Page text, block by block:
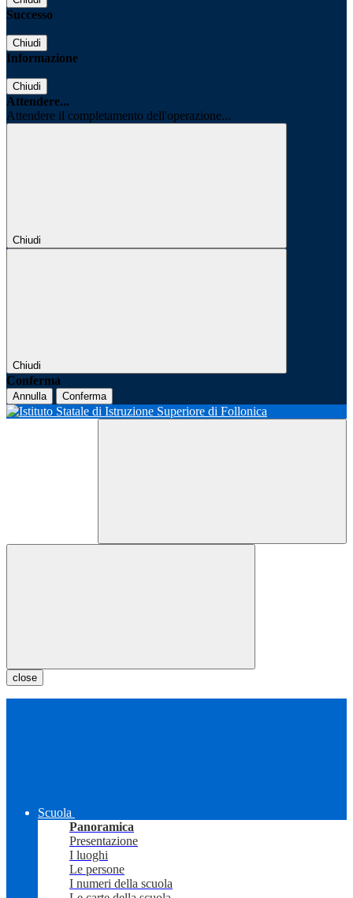
Successo
Chiudi
Informazione
Chiudi
Attendere...
Attendere il completamento dell'operazione...
Chiudi
Chiudi
Conferma
Annulla Conferma
close
Scuola
Panoramica
Presentazione
I luoghi
Le persone
I numeri della scuola